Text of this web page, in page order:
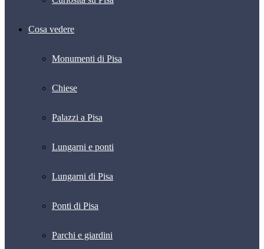
Cosa vedere
Monumenti di Pisa
Chiese
Palazzi a Pisa
Lungarni e ponti
Lungarni di Pisa
Ponti di Pisa
Parchi e giardini